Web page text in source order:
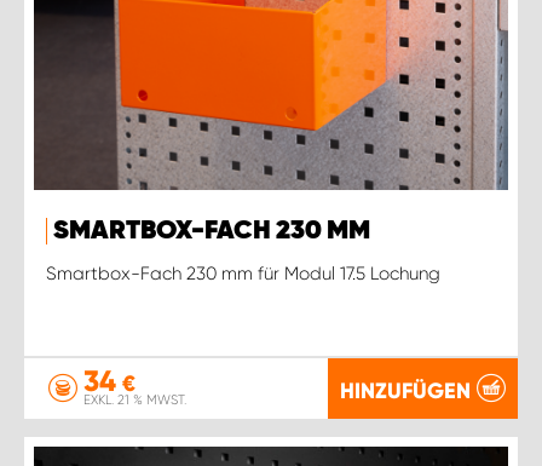
SMARTBOX-FACH 230 MM
Smartbox-Fach 230 mm für Modul 17.5 Lochung
34 €
EXKL. 21 % MWST. HINZUFÜGEN